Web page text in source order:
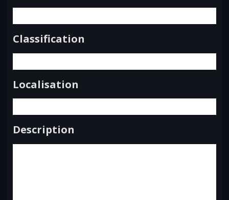
Classification
Localisation
Description